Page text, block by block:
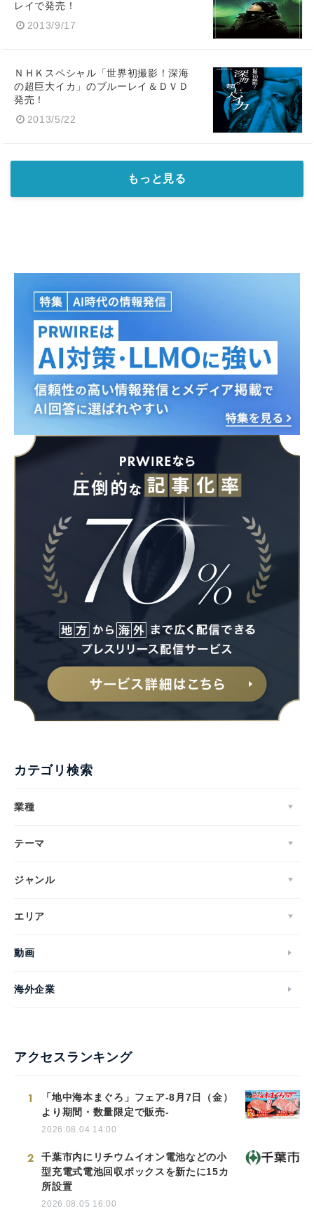
レイで発売！
2013/9/17
ＮＨＫスペシャル「世界初撮影！深海
の超巨大イカ」のブルーレイ＆ＤＶＤ
発売！
2013/5/22
もっと見る
カテゴリ検索
業種
テーマ
ジャンル
エリア
動画
海外企業
アクセスランキング
1
「地中海本まぐろ」フェア-8月7日（金）
より期間・数量限定で販売-
2026.08.04 14:00
2
千葉市内にリチウムイオン電池などの小
型充電式電池回収ボックスを新たに15カ
所設置
2026.08.05 16:00
Japanese
English